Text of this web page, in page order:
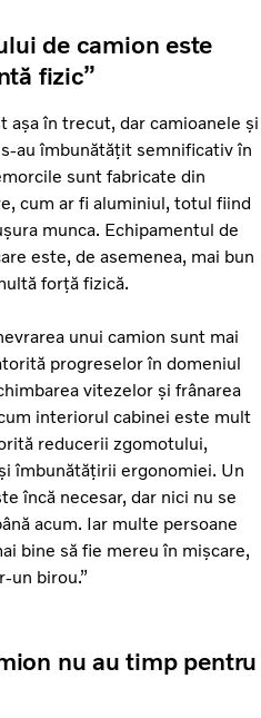
de camion este
fizic”
așa în trecut, dar camioanele și
au îmbunătățit semnificativ în
sunt fabricate din
cum ar fi aluminiul, totul fiind
munca. Echipamentul de
este, de asemenea, mai bun
forță fizică.
unui camion sunt mai
progreselor în domeniul
vitezelor și frânarea
interiorul cabinei este mult
reducerii zgomotului,
îmbunătățirii ergonomiei. Un
încă necesar, dar nici nu se
acum. Iar multe persoane
bine să fie mereu în mișcare,
un birou.”
nu au timp pentru